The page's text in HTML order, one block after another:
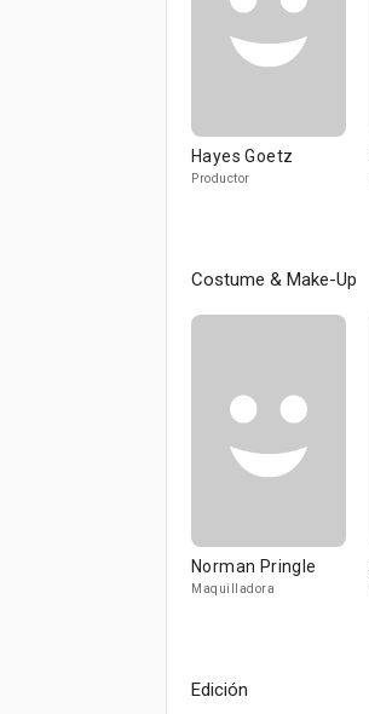
Hayes Goetz
Productor
Costume & Make-Up
Norman Pringle
Maquilladora
Edición